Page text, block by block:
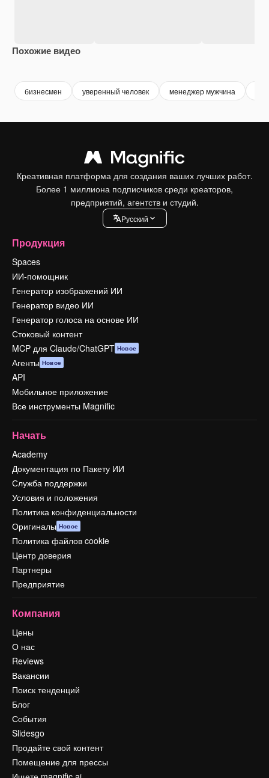
Похожие видео
бизнесмен уверенный человек менеджер мужчина
Креативная платформа для создания ваших лучших работ.
Более 1 миллиона подписчиков среди креаторов,
предприятий, агентств и студий.
Pусский
Продукция
Spaces
ИИ-помощник
Генератор изображений ИИ
Генератор видео ИИ
Генератор голоса на основе ИИ
Стоковый контент
MCP для Claude/ChatGPT Новое
Агенты Новое
API
Мобильное приложение
Все инструменты Magnific
Начать
Academy
Документация по Пакету ИИ
Служба поддержки
Условия и положения
Политика конфиденциальности
Оригиналы Новое
Политика файлов cookie
Центр доверия
Партнеры
Предприятие
Компания
Цены
О нас
Reviews
Вакансии
Поиск тенденций
Блог
События
Slidesgo
Продайте свой контент
Помещение для прессы